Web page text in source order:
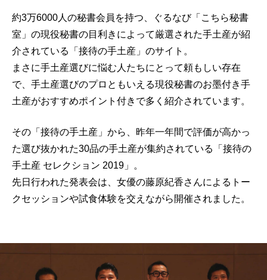
約3万6000人の秘書会員を持つ、ぐるなび「こちら秘書
室」の現役秘書の目利きによって厳選された手土産が紹
介されている「接待の手土産」のサイト。
まさに手土産選びに悩む人たちにとって頼もしい存在
で、手土産選びのプロともいえる現役秘書のお墨付き手
土産がおすすめポイント付きで多く紹介されています。
その「接待の手土産」から、昨年一年間で評価が高かっ
た選び抜かれた30品の手土産が集約されている「接待の
手土産 セレクション 2019」。
先日行われた発表会は、女優の藤原紀香さんによるトー
クセッションや試食体験を交えながら開催されました。